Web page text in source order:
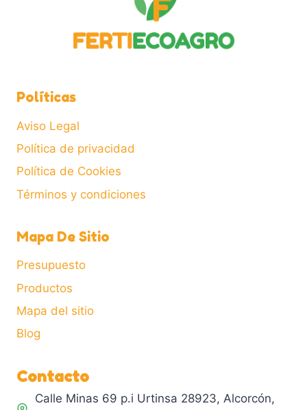
Políticas
Aviso Legal
Política de privacidad
Política de Cookies
Términos y condiciones
Mapa De Sitio
Presupuesto
Productos
Mapa del sitio
Blog
Contacto
Calle Minas 69 p.i Urtinsa 28923, Alcorcón,